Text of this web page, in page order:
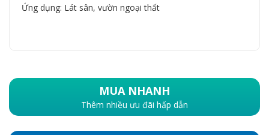
Ứng dụng: Lát sân, vườn ngoại thất
MUA NHANH
Thêm nhiều ưu đãi hấp dẫn